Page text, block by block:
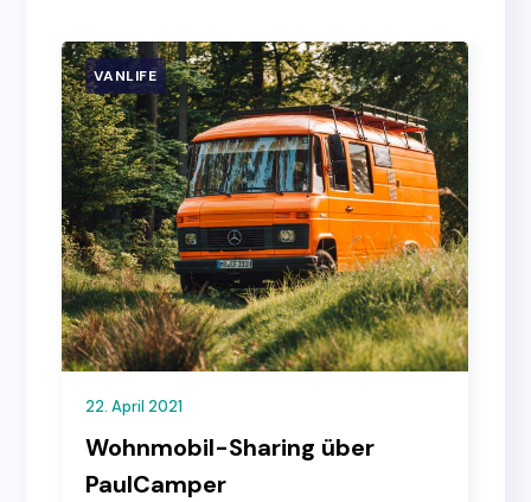
VANLIFE
22. April 2021
Wohnmobil-Sharing über
PaulCamper